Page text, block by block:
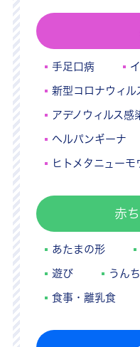
手足口病
新型コロナウィル
アデノウィルス感
ヘルパンギーナ
ヒトメタニューモ
赤
あたまの形
遊び うんち
食事・離乳食